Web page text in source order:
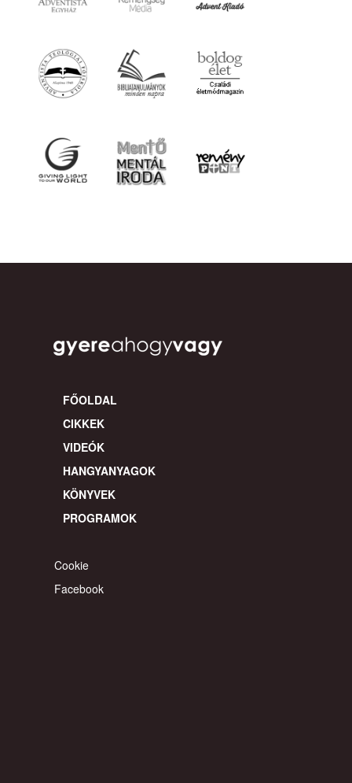
FŐOLDAL
CIKKEK
VIDEÓK
HANGYANYAGOK
KÖNYVEK
PROGRAMOK
Cookie
Facebook